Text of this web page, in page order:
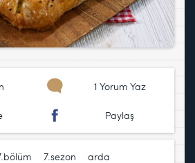
1 Yorum Yaz
Paylaş
7.sezon
arda